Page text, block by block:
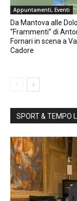
Appuntamenti, Eventi
Da Mantova alle
“Frammenti” di
Fornari in scena a
Cadore
SPORT & TEMPO